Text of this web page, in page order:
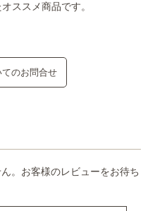
ススメ商品です。
のお問合せ
。お客様のレビューをお待ち